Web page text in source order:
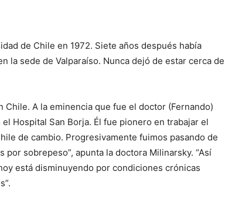
de Chile en 1972. Siete años después había
la sede de Valparaíso. Nunca dejó de estar cerca de
Chile. A la eminencia que fue el doctor (Fernando)
Hospital San Borja. Él fue pionero en trabajar el
de cambio. Progresivamente fuimos pasando de
sobrepeso”, apunta la doctora Milinarsky. “Así
está disminuyendo por condiciones crónicas